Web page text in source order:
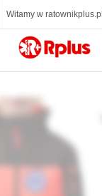
Witamy w ratownikplus.pl